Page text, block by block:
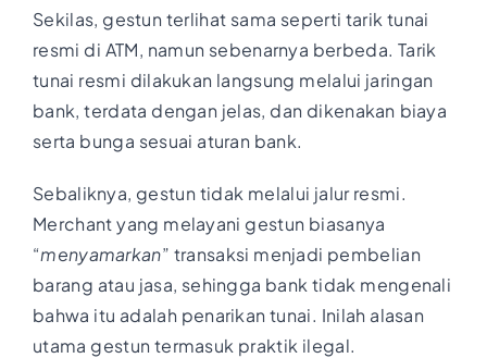
Sekilas, gestun terlihat sama seperti tarik tunai
resmi di ATM, namun sebenarnya berbeda. Tarik
tunai resmi dilakukan langsung melalui jaringan
bank, terdata dengan jelas, dan dikenakan biaya
serta bunga sesuai aturan bank.
Sebaliknya, gestun tidak melalui jalur resmi.
Merchant yang melayani gestun biasanya
“menyamarkan” transaksi menjadi pembelian
barang atau jasa, sehingga bank tidak mengenali
bahwa itu adalah penarikan tunai. Inilah alasan
utama gestun termasuk praktik ilegal.